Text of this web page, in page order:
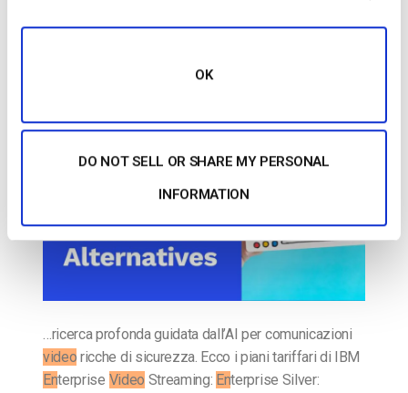
OK
DO NOT SELL OR SHARE MY PERSONAL
INFORMATION
…ricerca profonda guidata dall’AI per comunicazioni
video ricche di sicurezza. Ecco i piani tariffari di IBM
Enterprise Video Streaming: Enterprise Silver: